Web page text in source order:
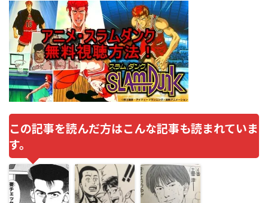
この記事を読んだ方はこんな記事も読まれていま
す。